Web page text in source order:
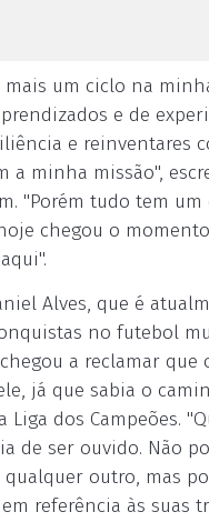
um ciclo na
e de
e reinventares
a minha missão",
"Porém tudo tem um
chegou o
Alves, que é
no futebol
a reclamar que
já que sabia o
Liga dos Campeões.
de ser ouvido. Não
outro, mas
referência às suas